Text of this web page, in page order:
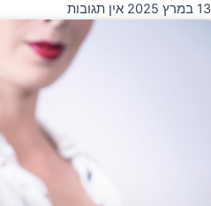
13 במרץ 2025
אין תגובות